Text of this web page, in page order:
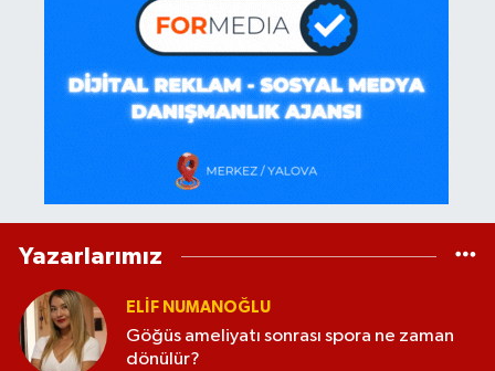
Yazarlarımız
ELİF NUMANOĞLU
Göğüs ameliyatı sonrası spora ne zaman
dönülür?